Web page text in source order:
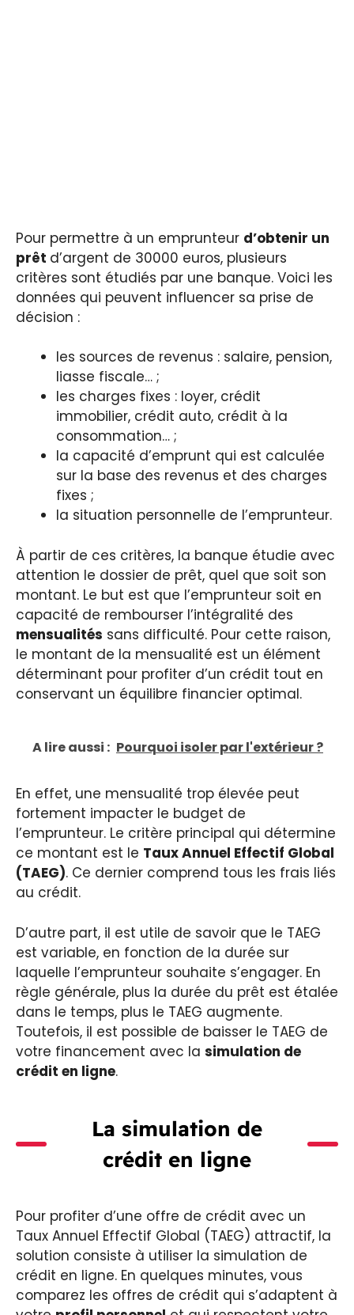
Pour permettre à un emprunteur d’obtenir un
prêt d’argent de 30000 euros, plusieurs
critères sont étudiés par une banque. Voici les
données qui peuvent influencer sa prise de
décision :
les sources de revenus : salaire, pension,
liasse fiscale… ;
les charges fixes : loyer, crédit
immobilier, crédit auto, crédit à la
consommation… ;
la capacité d’emprunt qui est calculée
sur la base des revenus et des charges
fixes ;
la situation personnelle de l’emprunteur.
À partir de ces critères, la banque étudie avec
attention le dossier de prêt, quel que soit son
montant. Le but est que l’emprunteur soit en
capacité de rembourser l’intégralité des
mensualités sans difficulté. Pour cette raison,
le montant de la mensualité est un élément
déterminant pour profiter d’un crédit tout en
conservant un équilibre financier optimal.
A lire aussi : Pourquoi isoler par l'extérieur ?
En effet, une mensualité trop élevée peut
fortement impacter le budget de
l’emprunteur. Le critère principal qui détermine
ce montant est le Taux Annuel Effectif Global
(TAEG). Ce dernier comprend tous les frais liés
au crédit.
D’autre part, il est utile de savoir que le TAEG
est variable, en fonction de la durée sur
laquelle l’emprunteur souhaite s’engager. En
règle générale, plus la durée du prêt est étalée
dans le temps, plus le TAEG augmente.
Toutefois, il est possible de baisser le TAEG de
votre financement avec la simulation de
crédit en ligne.
La simulation de
crédit en ligne
Pour profiter d’une offre de crédit avec un
Taux Annuel Effectif Global (TAEG) attractif, la
solution consiste à utiliser la simulation de
crédit en ligne. En quelques minutes, vous
comparez les offres de crédit qui s’adaptent à